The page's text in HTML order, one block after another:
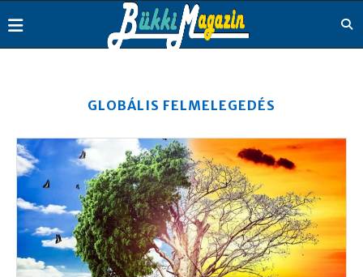
GLOBÁLIS FELMELEGEDÉS